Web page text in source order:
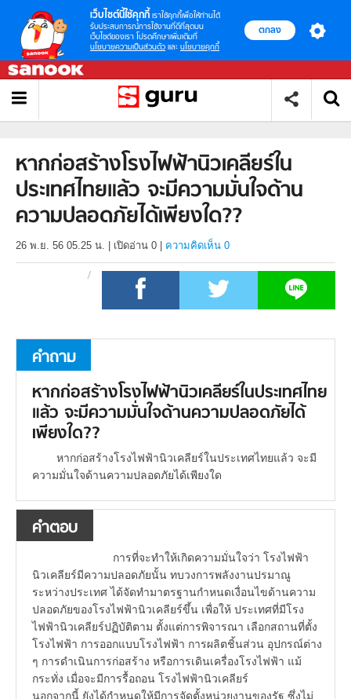
เว็บไซต์นี้ใช้คุกกี้ เราใช้คุกกี้เพื่อให้ท่านได้
รับประสบการณ์การใช้งานที่ดีที่สุดบน
เว็บไซต์ของเรา โปรดศึกษาเพิ่มเติมที่
นโยบายความเป็นส่วนตัว และ นโยบายคุกกี้
ตกลง
หากก่อสร้างโรงไฟฟ้านิวเคลียร์ใน
ประเทศไทยแล้ว จะมีความมั่นใจด้าน
ความปลอดภัยได้เพียงใด??
26 พ.ย. 56 05.25 น. เปิดอ่าน 0 ความคิดเห็น 0
คำถาม
หากก่อสร้างโรงไฟฟ้านิวเคลียร์ในประเทศไทย
แล้ว จะมีความมั่นใจด้านความปลอดภัยได้
เพียงใด??
หากก่อสร้างโรงไฟฟ้านิวเคลียร์ในประเทศไทยแล้ว จะมี
ความมั่นใจด้านความปลอดภัยได้เพียงใด
คำตอบ
การที่จะทำให้เกิดความมั่นใจว่า โรงไฟฟ้า
นิวเคลียร์มีความปลอดภัยนั้น ทบวงการพลังงานปรมาณู
ระหว่างประเทศ ได้จัดทำมาตรฐานกำหนดเงื่อนไขด้านความ
ปลอดภัยของโรงไฟฟ้านิวเคลียร์ขึ้น เพื่อให้ ประเทศที่มีโรง
ไฟฟ้านิวเคลียร์ปฏิบัติตาม ตั้งแต่การพิจารณา เลือกสถานที่ตั้ง
โรงไฟฟ้า การออกแบบโรงไฟฟ้า การผลิตชิ้นส่วน อุปกรณ์ต่าง
ๆ การดำเนินการก่อสร้าง หรือการเดินเครื่องโรงไฟฟ้า แม้
กระทั่ง เมื่อจะมีการรื้อถอน โรงไฟฟ้านิวเคลียร์
นอกจากนี้ ยังได้กำหนดให้มีการจัดตั้งหน่วยงานของรัฐ ซึ่งไม่